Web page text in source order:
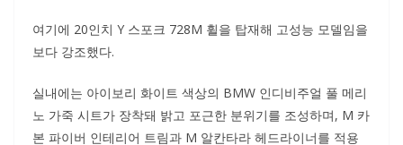
여기에 20인치 Y 스포크 728M 휠을 탑재해 고성능 모델임을
보다 강조했다.
실내에는 아이보리 화이트 색상의 BMW 인디비주얼 풀 메리
노 가죽 시트가 장착돼 밝고 포근한 분위기를 조성하며, M 카
본 파이버 인테리어 트림과 M 알칸타라 헤드라이너를 적용